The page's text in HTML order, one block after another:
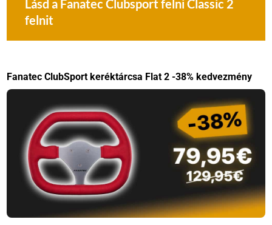
Lásd a Fanatec Clubsport felni Classic 2
felnit
Fanatec ClubSport keréktárcsa Flat 2 -38% kedvezmény